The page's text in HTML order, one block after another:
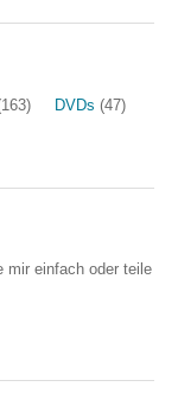
DVDs (47)
mir einfach oder teile